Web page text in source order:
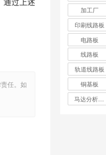
任。如
加工厂
印刷线路板
电路板
线路板
轨道线路板
铜基板